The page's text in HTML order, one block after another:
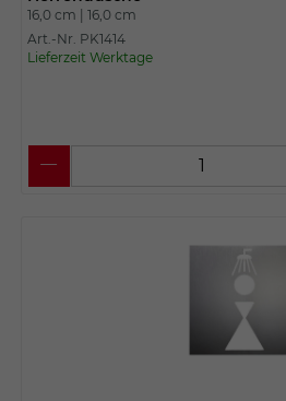
16,0 cm | 16,0 cm
Art.-Nr. PK1414
Lieferzeit Werktage